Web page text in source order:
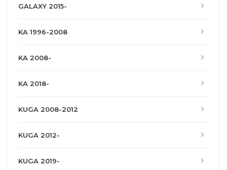
GALAXY 2015-
KA 1996-2008
KA 2008-
KA 2018-
KUGA 2008-2012
KUGA 2012-
KUGA 2019-